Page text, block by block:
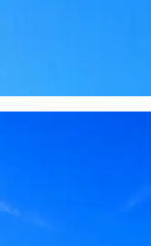
прислать код
деньги — это
с AI: рынки,